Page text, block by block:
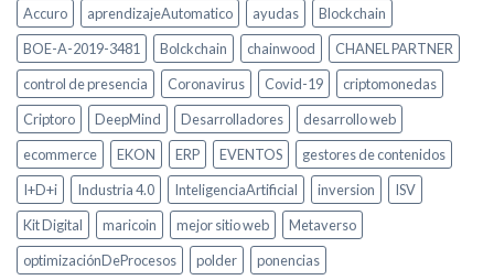
Accuro aprendizajeAutomatico ayudas
Blockchain
BOE-A-2019-3481
Bolckchain chainwood
CHANEL PARTNER
control de presencia
Coronavirus Covid-19
criptomonedas
Criptoro
DeepMind Desarrolladores
desarrollo web
ecommerce
EKON ERP EVENTOS
gestores de contenidos
I+D+i
Industria 4.0 InteligenciaArtificial inversion
ISV
Kit Digital
maricoin mejor sitio web
Metaverso
optimizaciónDeProcesos
polder
ponencias